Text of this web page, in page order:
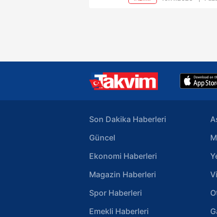
günlüğüne işleri nedeniyle
kararının çıktığını söyleyen
“Ofisimizin bulunduğu binada
hasar aldı, alacaklarımızı ofisten
aldık, sonrasında orası da
Son Dakika Haberleri
Güncel
Ekonomi Haberleri
Magazin Haberleri
Spor Haberleri
Emekli Haberleri